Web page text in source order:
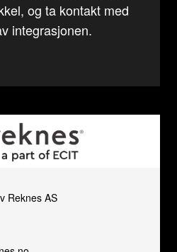
og ta kontakt med
integrasjonen.
Reknes AS